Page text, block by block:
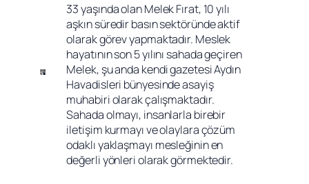
33 yaşında olan Melek Fırat, 10 yılı
aşkın süredir basın sektöründe aktif
olarak görev yapmaktadır. Meslek
hayatının son 5 yılını sahada geçiren
Melek, şu anda kendi gazetesi Aydın
Havadisleri bünyesinde asayiş
muhabiri olarak çalışmaktadır.
Sahada olmayı, insanlarla birebir
iletişim kurmayı ve olaylara çözüm
odaklı yaklaşmayı mesleğinin en
değerli yönleri olarak görmektedir.